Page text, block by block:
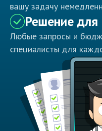
вашу задачу
Решение для
Любые запросы и
специалисты для